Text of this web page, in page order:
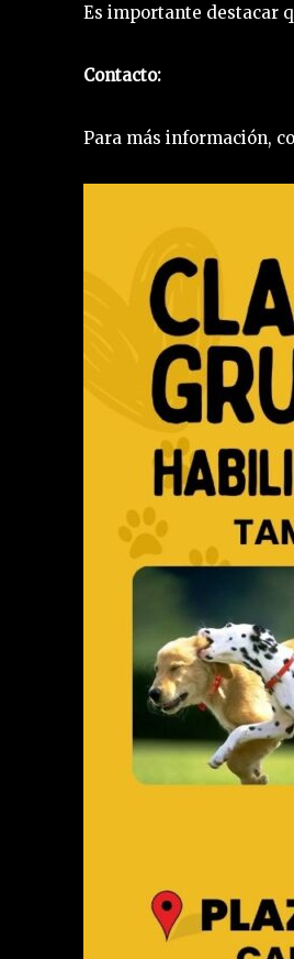
Es importante destacar
Contacto:
Para más información,